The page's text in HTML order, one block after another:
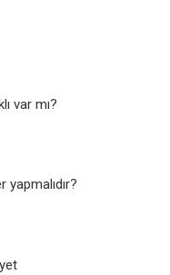
var mı?
yapmalıdır?